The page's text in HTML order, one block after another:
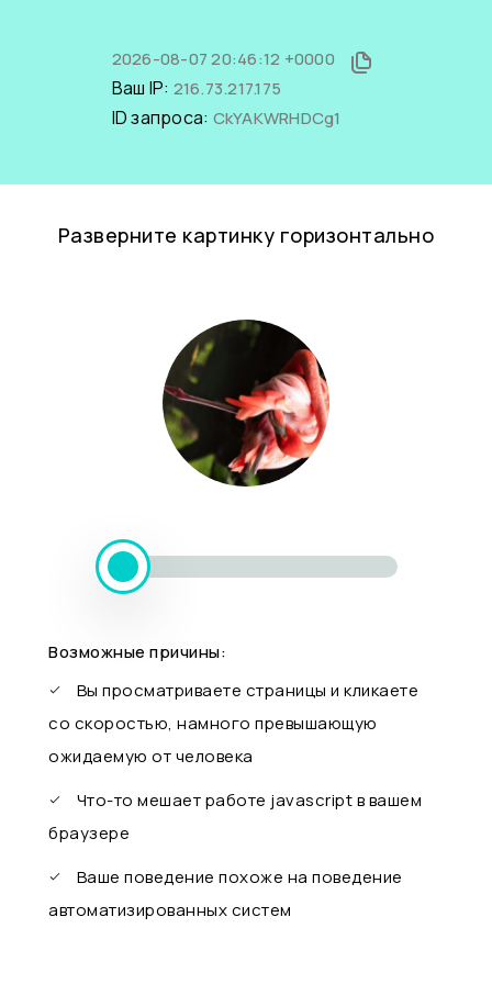
2026-08-07 20:46:12 +0000
Ваш IP: 216.73.217.175
ID запроса: CkYAKWRHDCg1
Разверните картинку горизонтально
Возможные причины:
Вы просматриваете страницы и кликаете
со скоростью, намного превышающую
ожидаемую от человека
Что-то мешает работе javascript в вашем
браузере
Ваше поведение похоже на поведение
автоматизированных систем